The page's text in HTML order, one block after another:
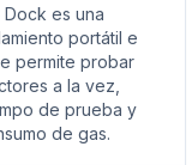
Dock es una
portátil e
permite probar
a la vez,
de prueba y
de gas.